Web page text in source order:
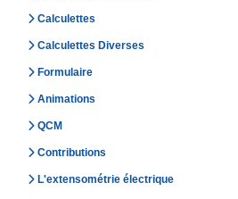
Calculettes
Calculettes Diverses
Formulaire
Animations
QCM
Contributions
L'extensométrie électrique